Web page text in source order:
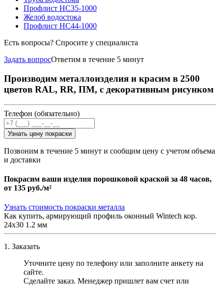
Профлист НС35-1000
Желоб водостока
Профлист НС44-1000
Есть вопросы? Спросите у специалиста
Задать вопросОтветим в течение 5 минут
Производим металлоизделия и красим в 2500
цветов RAL, RR, ПМ, с декоративным рисунком
Телефон (обязательно)
Узнать цену покраски
Позвоним в течение 5 минут и сообщим цену с учетом объема
и доставки
Покрасим ваши изделия порошковой краской за 48 часов,
от 135 руб./м²
Узнать стоимость покраски металла
Как купить, армирующий профиль оконный Wintech кор.
24х30 1.2 мм
1. Заказать
Уточните цену по телефону или заполните анкету на
сайте.
Сделайте заказ. Менеджер пришлет вам счет или